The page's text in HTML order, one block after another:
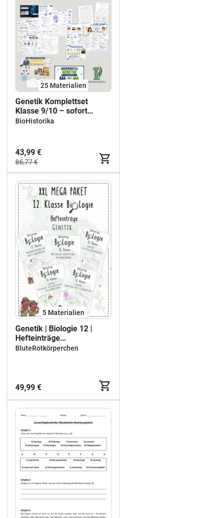
25 Materialien
Genetik Komplettset
Klasse 9/10 – sofort
einsetzbare
Lernkontrollen
BioHistorika
43,99 €
86,77 €
5 Materialien
Genetik | Biologie 12 |
Hefteinträge
Materialpaket
BluteRotkörperchen
49,99 €